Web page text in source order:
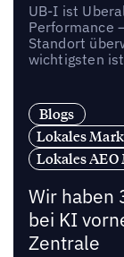
UB-I ist
Performance
Standort
wichtigsten
Blogs
Lokales
Lokales
Wir haben
bei KI
Zentrale